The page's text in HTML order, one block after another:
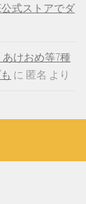
式ストアでダ
あけおめ等7種
に 匿名 より